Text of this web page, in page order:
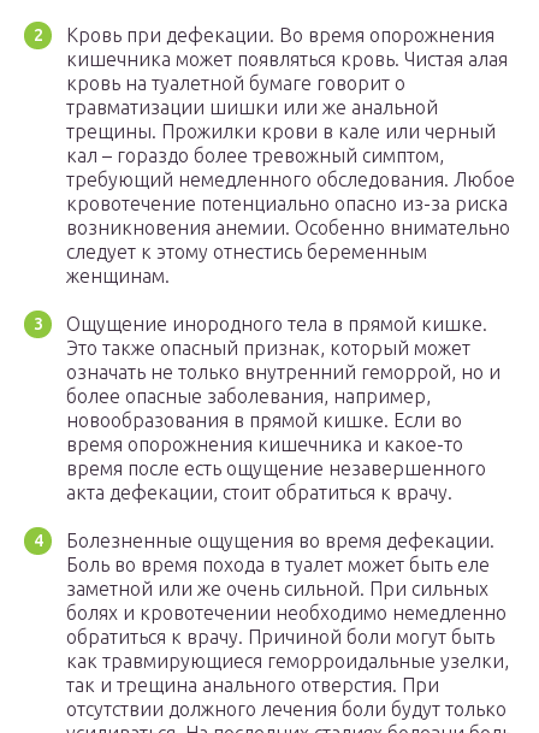
Кровь при дефекации. Во время опорожнения
кишечника может появляться кровь. Чистая алая
кровь на туалетной бумаге говорит о
травматизации шишки или же анальной
трещины. Прожилки крови в кале или черный
кал – гораздо более тревожный симптом,
требующий немедленного обследования. Любое
кровотечение потенциально опасно из-за риска
возникновения анемии. Особенно внимательно
следует к этому отнестись беременным
женщинам.
Ощущение инородного тела в прямой кишке.
Это также опасный признак, который может
означать не только внутренний геморрой, но и
более опасные заболевания, например,
новообразования в прямой кишке. Если во
время опорожнения кишечника и какое-то
время после есть ощущение незавершенного
акта дефекации, стоит обратиться к врачу.
Болезненные ощущения во время дефекации.
Боль во время похода в туалет может быть еле
заметной или же очень сильной. При сильных
болях и кровотечении необходимо немедленно
обратиться к врачу. Причиной боли могут быть
как травмирующиеся геморроидальные узелки,
так и трещина анального отверстия. При
отсутствии должного лечения боли будут только